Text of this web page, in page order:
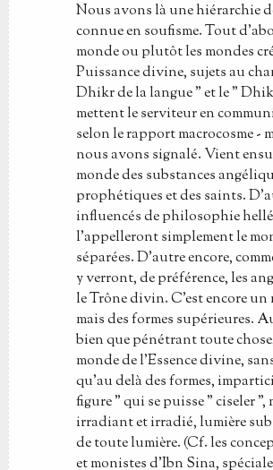
Nous avons là une hiérarchie
connue en soufisme. Tout
monde ou plutôt les mondes
Puissance divine, sujets au
Dhikr de la langue " et le "
mettent le serviteur en
selon le rapport macrocosme -
nous avons signalé. Vient
monde des substances
prophétiques et des saints.
influencés de philosophie
l'appelleront simplement le
séparées. D'autre encore,
y verront, de préférence, les
le Trône divin. C'est encore un
mais des formes supérieures.
bien que pénétrant toute
monde de l'Essence divine,
qu'au delà des formes,
figure " qui se puisse " ciseler ",
irradiant et irradié, lumière
de toute lumière. (Cf. les
et monistes d'Ibn Sina,